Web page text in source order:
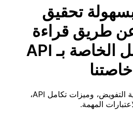
تحقيق
عن طريق قراءة
وثيقة تكامل الخاصة بـ API
خاصتنا
تشرح الوثيقة عملية التفويض، وميزات تكامل API،
المهمة.